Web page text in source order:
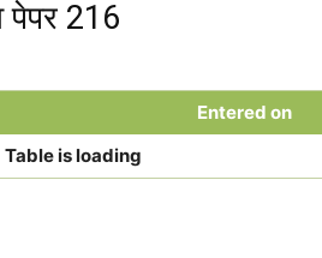
पेपर 216
Entered on
Table is loading